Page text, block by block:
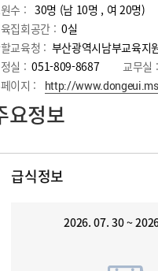
수 : 30명 (남 10명 , 여 20명)
집회공간 : 0실
교육청 : 부산광역시남부교육지
실 : 051-809-8687 교무실 :
이지 :
http://
요정보
급식정보
2026. 07. 30 ~